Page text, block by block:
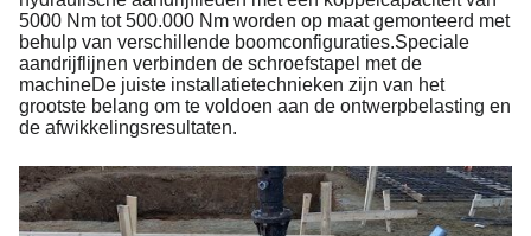
5000 Nm tot 500.000 Nm worden op maat gemonteerd met
behulp van verschillende boomconfiguraties.Speciale
aandrijflijnen verbinden de schroefstapel met de
machineDe juiste installatietechnieken zijn van het
grootste belang om te voldoen aan de ontwerpbelasting en
de afwikkelingsresultaten.